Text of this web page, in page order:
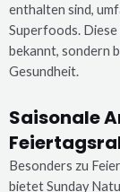
enthalten sind,
Superfoods.
bekannt, sondern
Gesundheit.
Saisonale
Besonders zu
bietet Sunday